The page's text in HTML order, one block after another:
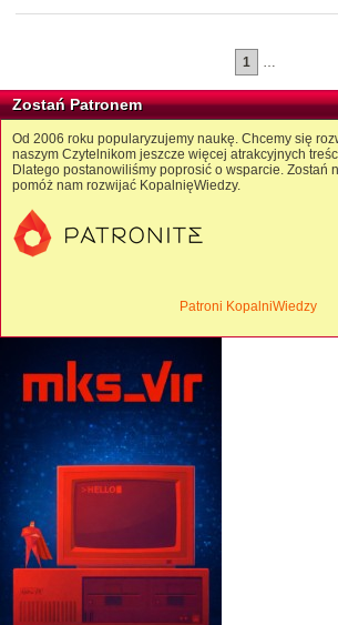
1 …
Zostań Patronem
Od 2006 roku popularyzujemy naukę. Chcemy się
naszym Czytelnikom jeszcze więcej atrakcyjnych
Dlatego postanowiliśmy poprosić o wsparcie. Zostań
pomóż nam rozwijać KopalnięWiedzy.
Patroni KopalniWiedzy